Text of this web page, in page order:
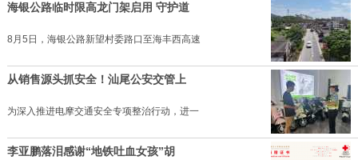
海银公路临时限高龙门架启用 守护道
8月5日，海银公路新望村委路口至海丰西高速
从销售源头抓安全！汕尾公安交管上
为深入推进电摩交通安全专项整治行动，进一
李亚鹏落泪感谢“地铁吐血女孩”胡